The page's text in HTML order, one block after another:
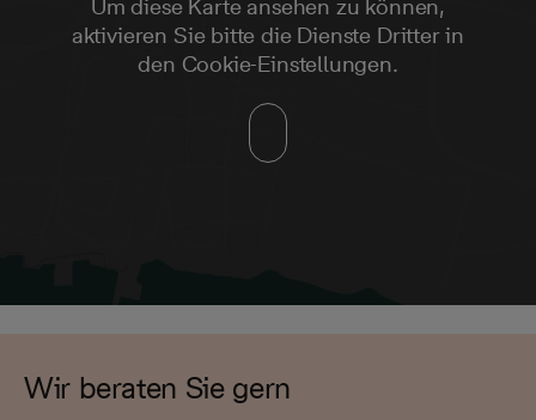
Um diese Karte ansehen zu können,
aktivieren Sie bitte die Dienste Dritter in
den Cookie-Einstellungen.
Wir beraten Sie gern